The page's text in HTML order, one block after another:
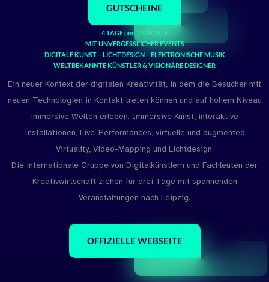
GUTSCHEINE
4 TAGE und 2 NÄCHTE
MIT UNVERGESSLICHER EVENTS
DIGITALE KUNST – LICHTDESIGN – ELEKTRONISCHE MUSIK
WELTBEKANNTE KÜNSTLER & VISIONÄRE DESIGNER
Ein neuer Kontext der digitalen Kreativität, in dem die Besucher mit
neuen Technologien in Kontakt treten können und auf hohem Niveau
immersive Welten erleben. Immersive Kunst, interaktive
Installationen, Live-Performances, virtuelle und augmented
Virtuality, Video-Mapping und Lichtdesign.
Die internationale Gruppe von Digitalkünstlern und Fachleuten der
Kreativwirtschaft ziehen für drei Tage mit spannenden
Veranstaltungen nach Leipzig.
OFFIZIELLE WEBSEITE